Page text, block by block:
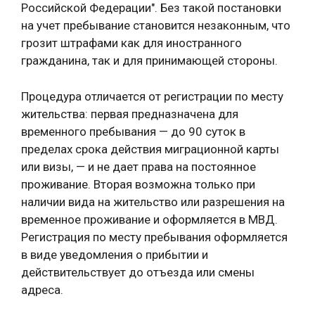
Российской Федерации". Без такой постановки
на учет пребывание становится незаконным, что
грозит штрафами как для иностранного
гражданина, так и для принимающей стороны.
Процедура отличается от регистрации по месту
жительства: первая предназначена для
временного пребывания — до 90 суток в
пределах срока действия миграционной карты
или визы, — и не дает права на постоянное
проживание. Вторая возможна только при
наличии вида на жительство или разрешения на
временное проживание и оформляется в МВД.
Регистрация по месту пребывания оформляется
в виде уведомления о прибытии и
действительствует до отъезда или смены
адреса.